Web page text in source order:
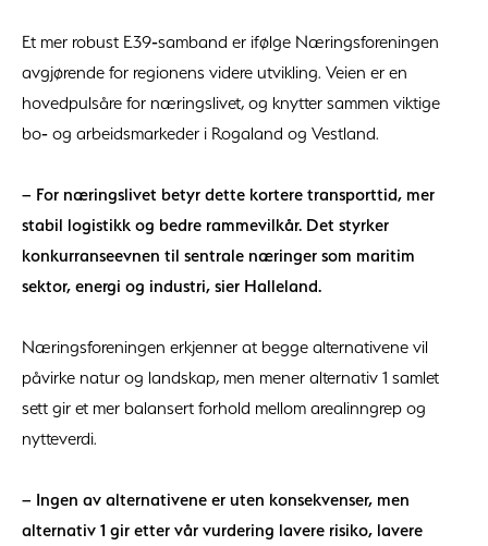
Et mer robust E39‑samband er ifølge Næringsforeningen
avgjørende for regionens videre utvikling. Veien er en
hovedpulsåre for næringslivet, og knytter sammen viktige
bo‑ og arbeidsmarkeder i Rogaland og Vestland.
– For næringslivet betyr dette kortere transporttid, mer
stabil logistikk og bedre rammevilkår. Det styrker
konkurranseevnen til sentrale næringer som maritim
sektor, energi og industri, sier Halleland.
Næringsforeningen erkjenner at begge alternativene vil
påvirke natur og landskap, men mener alternativ 1 samlet
sett gir et mer balansert forhold mellom arealinngrep og
nytteverdi.
– Ingen av alternativene er uten konsekvenser, men
alternativ 1 gir etter vår vurdering lavere risiko, lavere